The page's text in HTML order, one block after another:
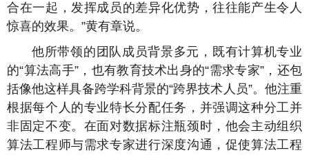
合在一起，发挥成员的差异化优势，往往能产生令人
惊喜的效果。”黄有章说。
他所带领的团队成员背景多元，既有计算机专业
的“算法高手”，也有教育技术出身的“需求专家”，还包
括像他这样具备跨学科背景的“跨界技术人员”。他注重
根据每个人的专业特长分配任务，并强调这种分工并
非固定不变。在面对数据标注瓶颈时，他会主动组织
算法工程师与需求专家进行深度沟通，促使算法工程